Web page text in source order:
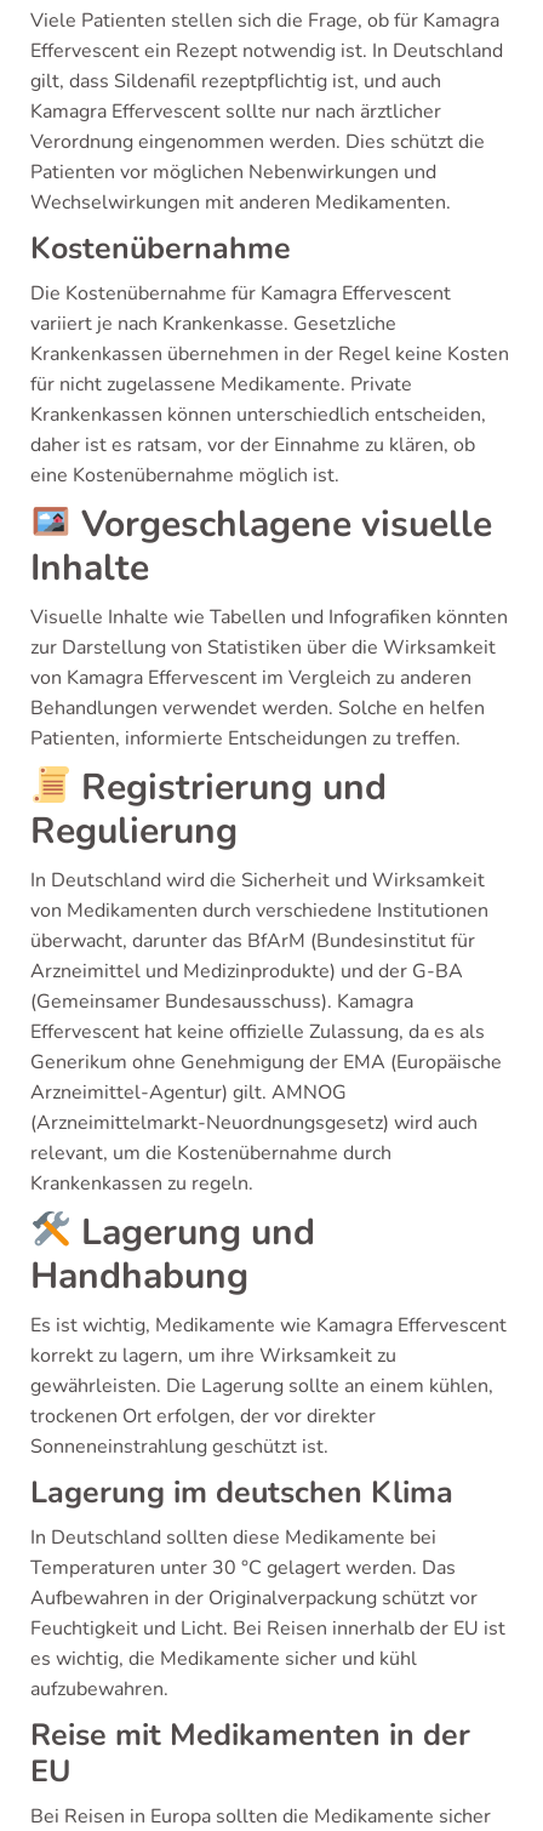
Viele Patienten stellen sich die Frage, ob für Kamagra
Effervescent ein Rezept notwendig ist. In Deutschland
gilt, dass Sildenafil rezeptpflichtig ist, und auch
Kamagra Effervescent sollte nur nach ärztlicher
Verordnung eingenommen werden. Dies schützt die
Patienten vor möglichen Nebenwirkungen und
Wechselwirkungen mit anderen Medikamenten.
Kostenübernahme
Die Kostenübernahme für Kamagra Effervescent
variiert je nach Krankenkasse. Gesetzliche
Krankenkassen übernehmen in der Regel keine Kosten
für nicht zugelassene Medikamente. Private
Krankenkassen können unterschiedlich entscheiden,
daher ist es ratsam, vor der Einnahme zu klären, ob
eine Kostenübernahme möglich ist.
Vorgeschlagene visuelle
Inhalte
Visuelle Inhalte wie Tabellen und Infografiken könnten
zur Darstellung von Statistiken über die Wirksamkeit
von Kamagra Effervescent im Vergleich zu anderen
Behandlungen verwendet werden. Solche en helfen
Patienten, informierte Entscheidungen zu treffen.
Registrierung und
Regulierung
In Deutschland wird die Sicherheit und Wirksamkeit
von Medikamenten durch verschiedene Institutionen
überwacht, darunter das BfArM (Bundesinstitut für
Arzneimittel und Medizinprodukte) und der G-BA
(Gemeinsamer Bundesausschuss). Kamagra
Effervescent hat keine offizielle Zulassung, da es als
Generikum ohne Genehmigung der EMA (Europäische
Arzneimittel-Agentur) gilt. AMNOG
(Arzneimittelmarkt-Neuordnungsgesetz) wird auch
relevant, um die Kostenübernahme durch
Krankenkassen zu regeln.
Lagerung und
Handhabung
Es ist wichtig, Medikamente wie Kamagra Effervescent
korrekt zu lagern, um ihre Wirksamkeit zu
gewährleisten. Die Lagerung sollte an einem kühlen,
trockenen Ort erfolgen, der vor direkter
Sonneneinstrahlung geschützt ist.
Lagerung im deutschen Klima
In Deutschland sollten diese Medikamente bei
Temperaturen unter 30 °C gelagert werden. Das
Aufbewahren in der Originalverpackung schützt vor
Feuchtigkeit und Licht. Bei Reisen innerhalb der EU ist
es wichtig, die Medikamente sicher und kühl
aufzubewahren.
Reise mit Medikamenten in der
EU
Bei Reisen in Europa sollten die Medikamente sicher